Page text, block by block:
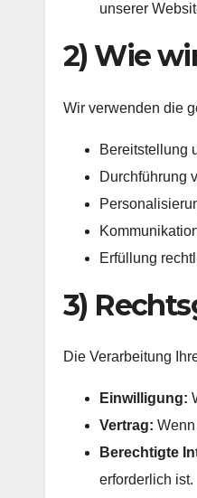
unserer
2) Wie
Wir verwenden die
Bereitstellung
Durchführung
Erfüllung
3)
Die Verarbeitung
Einwilligung:
Vertrag:
Berechtigte
erforderlich ist.